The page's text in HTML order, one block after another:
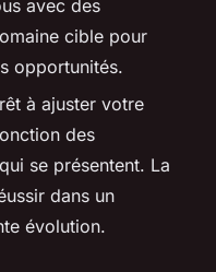
avec des
cible pour
opportunités.
à ajuster votre
des
se présentent. La
dans un
évolution.